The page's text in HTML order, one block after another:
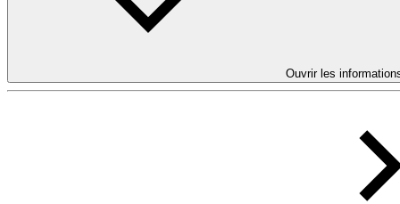
Ouvrir les